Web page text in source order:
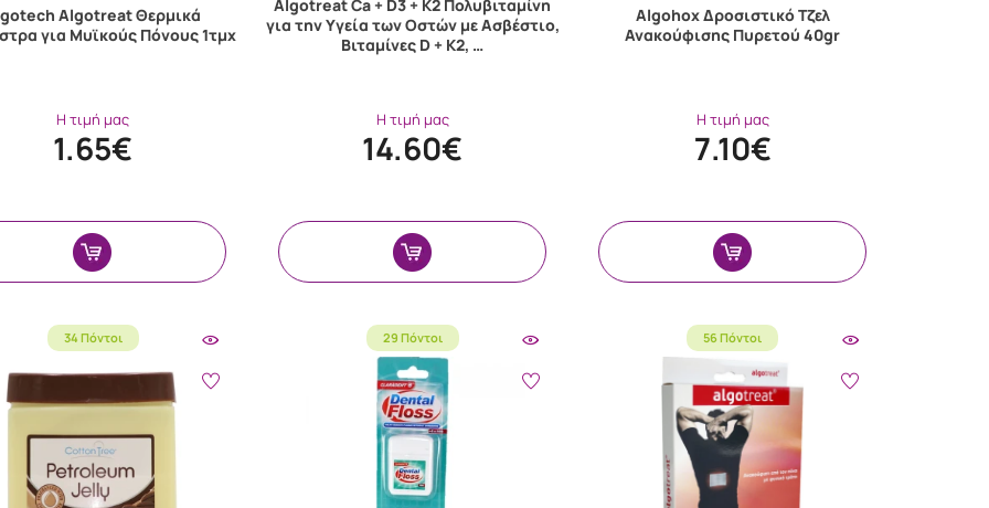
Algotreat Θερμικά
για Μυϊκούς Πόνους 1τμχ
Η τιμή μας
1.65€
Algotreat Ca + D3 + K2 Πολυβιταμίνη
για την Υγεία των Οστών με Ασβέστιο,
Βιταμίνες D + K2, …
Η τιμή μας
14.60€
Algohox Δροσιστικό Τζελ
Ανακούφισης Πυρετού 40gr
Η τιμή μας
7.10€
34 Πόντοι 29 Πόντοι 56 Πόντοι